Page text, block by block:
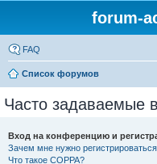
forum-
FAQ
Список форумов
Часто задаваемые
Вход на конференцию и
Зачем мне нужно
Что такое COPPA?